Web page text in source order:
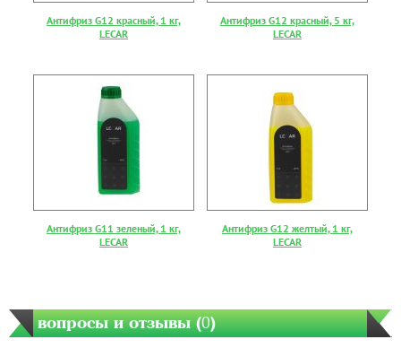
Антифриз G12 красный, 1 кг,
LECAR
Антифриз G12 красный, 5 кг,
LECAR
Антифриз G11 зеленый, 1 кг,
LECAR
Антифриз G12 желтый, 1 кг,
LECAR
вопросы и отзывы (0)